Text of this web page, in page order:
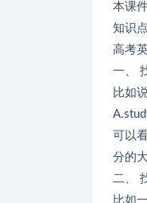
本课
知识点
高考
一、
比如
可以
分的大
二、
比如